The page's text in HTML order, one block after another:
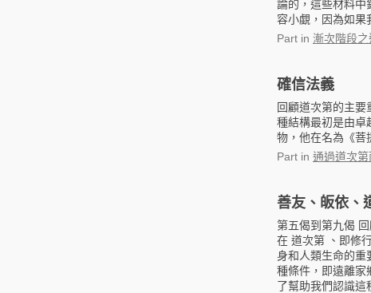
論的，這些材料中
容小覷，因為如果
Part in 漸次階段
確信法義
回顧道次第的主
種結構最初是由卓
物，他在名為《菩
Part in 通過道次
善友、皈依、
第五偈到第九偈
在 道次第 、即修
身和人類生命的重
種條件，即遠離家
了幫助我們認識這